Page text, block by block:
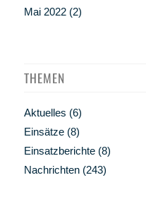
Mai 2022(2)
THEMEN
Aktuelles (6)
Einsätze(8)
Einsatzberichte(8)
Nachrichten(243)